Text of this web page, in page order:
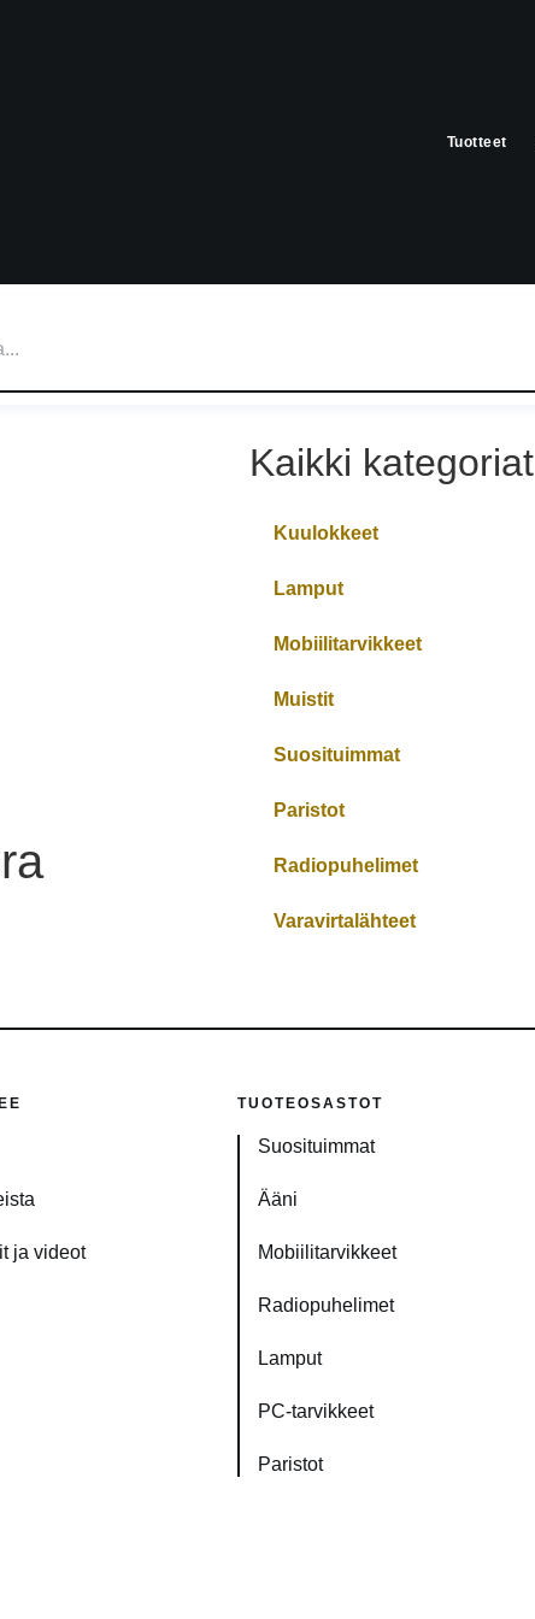
Tuotteet
Kaikki kategoriat
Kuulokkeet
Lamput
Mobiilitarvikkeet
Muistit
Suosituimmat
Paristot
Radiopuhelimet
Varavirtalähteet
ja videot
TUOTEOSASTOT
Suosituimmat
Ääni
Mobiilitarvikkeet
Radiopuhelimet
Lamput
PC-tarvikkeet
Paristot